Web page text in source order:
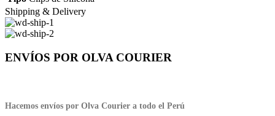
Shipping & Delivery
ENVÍOS POR OLVA COURIER
Hacemos envíos por Olva Courier a todo el Perú